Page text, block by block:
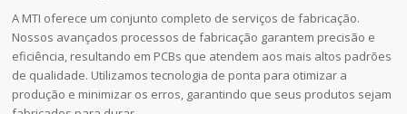
A MTI oferece um conjunto completo de serviços de fabricação.
Nossos avançados processos de fabricação garantem precisão e
eficiência, resultando em PCBs que atendem aos mais altos padrões
de qualidade. Utilizamos tecnologia de ponta para otimizar a
produção e minimizar os erros, garantindo que seus produtos sejam